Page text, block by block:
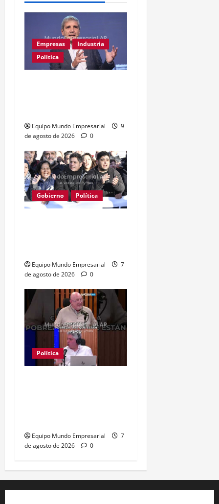
Empresas
Industria
Política
Equipo Mundo Empresarial
9
de agosto de 2026
0
Gobierno Política
Equipo Mundo Empresarial
7
de agosto de 2026
0
Política
Equipo Mundo Empresarial
7
de agosto de 2026
0